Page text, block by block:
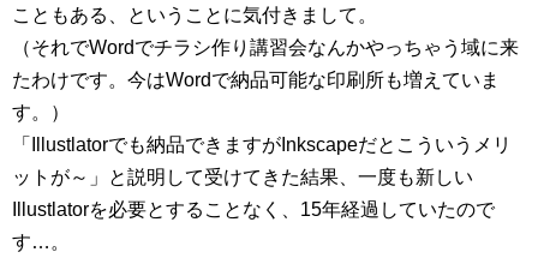
こともある、ということに気付きまして。
（それでWordでチラシ作り講習会なんかやっちゃう域に来
たわけです。今はWordで納品可能な印刷所も増えていま
す。）
「Illustlatorでも納品できますがInkscapeだとこういうメリ
ットが～」と説明して受けてきた結果、一度も新しい
Illustlatorを必要とすることなく、15年経過していたので
す…。